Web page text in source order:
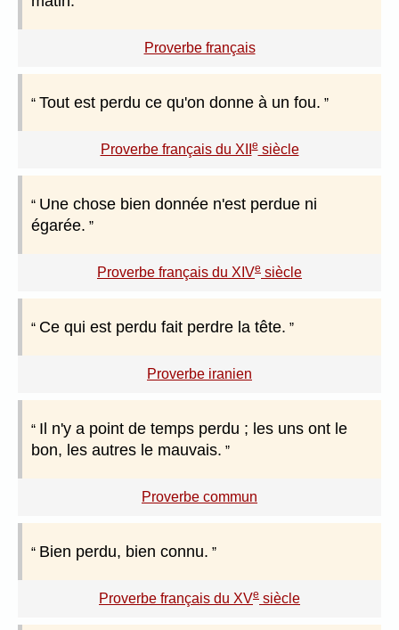
Proverbe français
Tout est perdu ce qu'on donne à un fou.
Proverbe français du XIIesiècle
Une chose bien donnée n'est perdue ni
égarée.
Proverbe français du XIVe siècle
Ce qui est perdu fait perdre la tête.
Proverbe iranien
Il n'y a point de temps perdu ; les uns ont le
bon, les autres le mauvais.
Proverbe commun
Bien perdu, bien connu.
Proverbe français du XVe siècle